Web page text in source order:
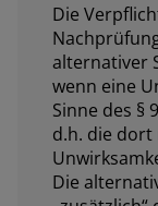
Die
alternativer
wenn eine
Sinne des §
d.h. die dort
Die